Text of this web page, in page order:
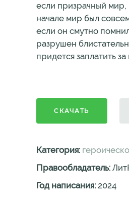
если призрачный мир,
начале мир был
если он смутно
разрушен
придется заплатить
СКАЧАТЬ
Категория:
Правообладатель:
Год написания: 2024